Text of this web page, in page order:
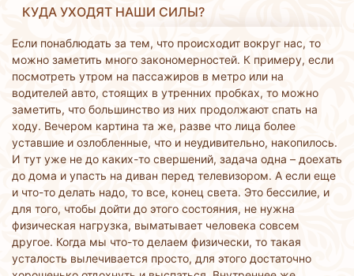
КУДА УХОДЯТ НАШИ СИЛЫ?
Если понаблюдать за тем, что происходит вокруг нас, то
можно заметить много закономерностей. К примеру, если
посмотреть утром на пассажиров в метро или на
водителей авто, стоящих в утренних пробках, то можно
заметить, что большинство из них продолжают спать на
ходу. Вечером картина та же, разве что лица более
уставшие и озлобленные, что и неудивительно, накопилось.
И тут уже не до каких-то свершений, задача одна – доехать
до дома и упасть на диван перед телевизором. А если еще
и что-то делать надо, то все, конец света. Это бессилие, и
для того, чтобы дойти до этого состояния, не нужна
физическая нагрузка, выматывает человека совсем
другое. Когда мы что-то делаем физически, то такая
усталость вылечивается просто, для этого достаточно